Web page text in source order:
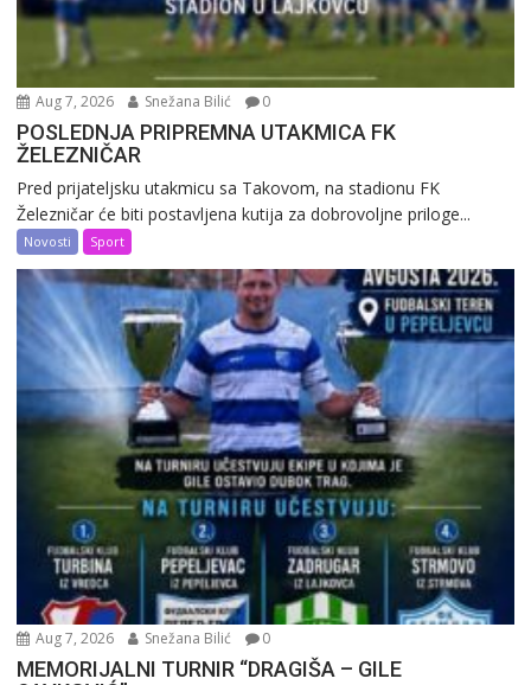
Aug 7, 2026 Snežana Bilić 0
POSLEDNJA PRIPREMNA UTAKMICA FK
ŽELEZNIČAR
Pred prijateljsku utakmicu sa Takovom, na stadionu FK
Železničar će biti postavljena kutija za dobrovoljne priloge...
Novosti Sport
Aug 7, 2026 Snežana Bilić 0
MEMORIJALNI TURNIR “DRAGIŠA – GILE